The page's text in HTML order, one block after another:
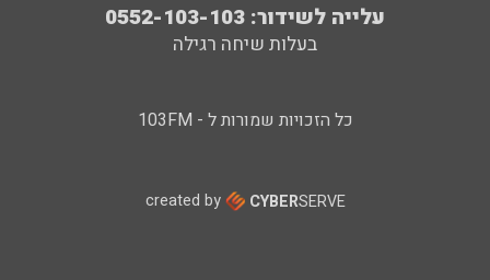
עלייה לשידור: 0552-103-103
בעלות שיחה רגילה
כל הזכויות שמורות ל - 103FM
created by CYBERSERVE